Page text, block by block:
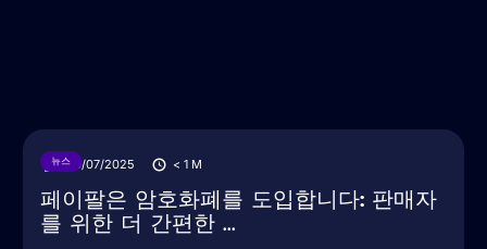
뉴스30/07/2025 < 1 M
페이팔은 암호화폐를 도입합니다: 판매자
를 위한 더 간편한 ...